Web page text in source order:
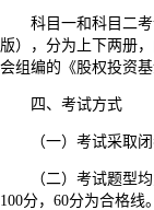
科目一和科目二考
版），分为上下两册
会组编的《股权投资
四、考试方式
（一）考试采取闭
（二）考试题型均
100分，60分为合格线。